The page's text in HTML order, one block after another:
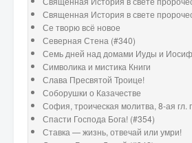
Священная История в свете
Се творю всё новое
Северная Стена (#340)
Семь дней над домами Иуды и
Символика и мистика Книги
Слава Пресвятой Троице!
Соборушки о Казачестве
София, троическая молитва, 8-ая гл.
Спасти Господа Бога! (#354)
Ставка — жизнь, отвечай или умри!